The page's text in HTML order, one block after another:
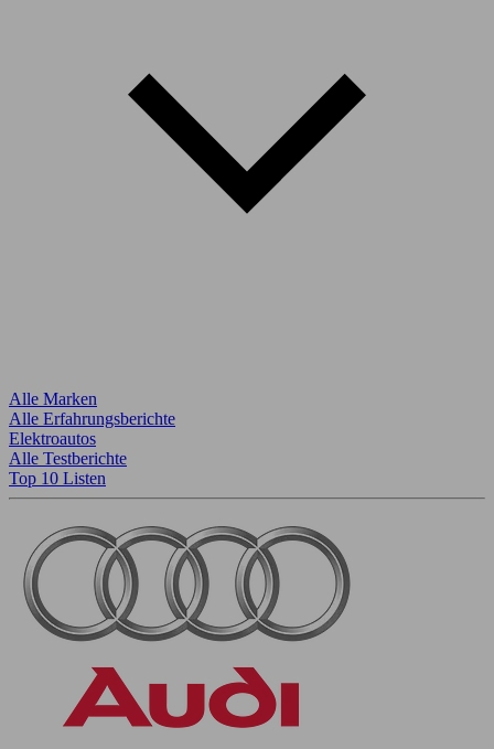
Alle Marken
Alle Erfahrungsberichte
Elektroautos
Alle Testberichte
Top 10 Listen